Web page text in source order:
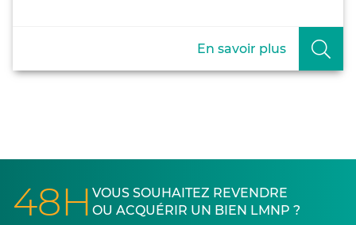
En savoir plus
48H VOUS SOUHAITEZ REVENDRE
OU ACQUÉRIR UN BIEN LMNP ?